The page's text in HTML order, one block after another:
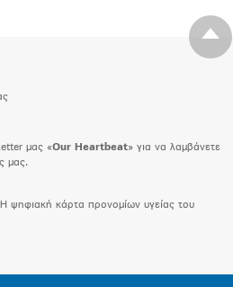
μας «Our Heartbeat» για να λαμβάνετε
μας.
ψηφιακή κάρτα προνομίων υγείας του